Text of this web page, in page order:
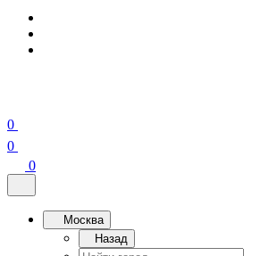
0
0
0
Москва
Назад